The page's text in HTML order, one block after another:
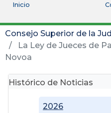
Inicio
Consejo Superior de la
La Ley de Jueces de
Novoa
Histórico de Noticias
2026